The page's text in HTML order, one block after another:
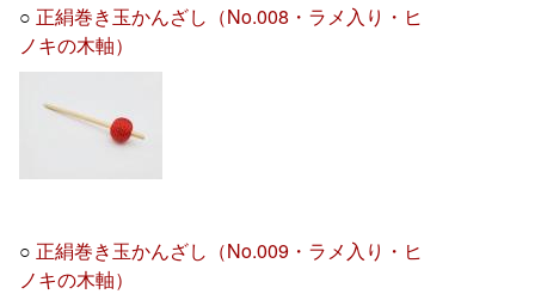
○ 正絹巻き玉かんざし（No.008・ラメ入り・ヒ
ノキの木軸）
○ 正絹巻き玉かんざし（No.009・ラメ入り・ヒ
ノキの木軸）